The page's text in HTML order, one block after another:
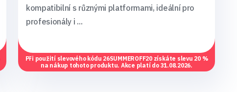
kompatibilní s různými platformami, ideální pro
profesionály i ...
Při použití slevového kódu 26SUMMEROFF20 získáte slevu 20 %
na nákup tohoto produktu. Akce platí do 31.08.2026.